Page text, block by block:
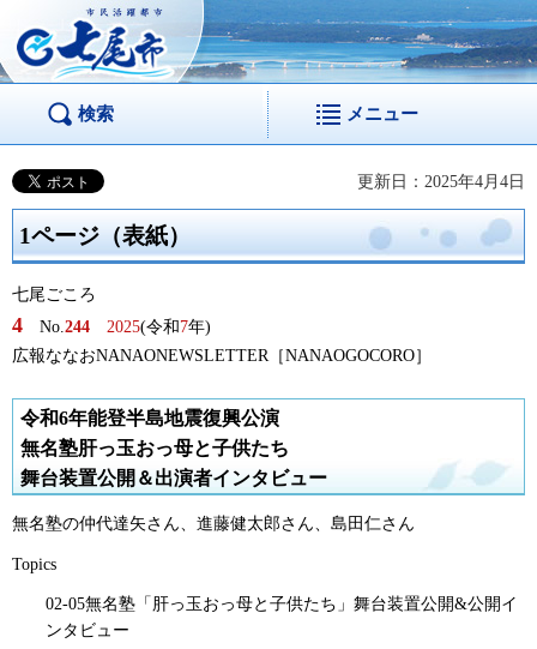
市民活躍都市 七尾
市
検索 メニュー
更新日：2025年4月4日
1ページ（表紙）
七尾ごころ
4 No.244 2025(令和 7年)
広報ななおNANAONEWSLETTER［NANAOGOCORO］
令和6年能登半島地震復興公演
無名塾肝っ玉おっ母と子供たち
舞台装置公開＆出演者インタビュー
無名塾の仲代達矢さん、進藤健太郎さん、島田仁さん
Topics
02-05無名塾「肝っ玉おっ母と子供たち」舞台装置公開&公開イ
ンタビュー